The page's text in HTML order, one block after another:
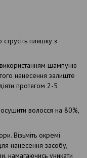
пляшку з
шампуню
нанесення залиште
протягом 2-5
волосся на 80%,
Візьміть окремі
нанесення засобу,
намагаючись уникати